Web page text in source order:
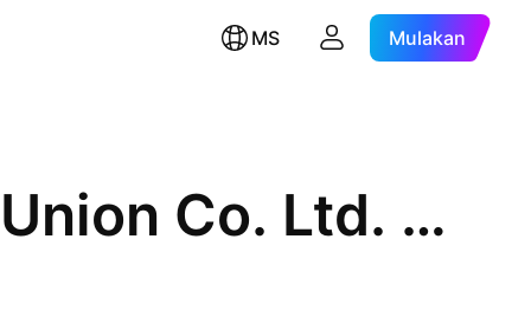
MS Mulakan
Inner Mongolia Baotou Steel Union Co. Ltd. Class A